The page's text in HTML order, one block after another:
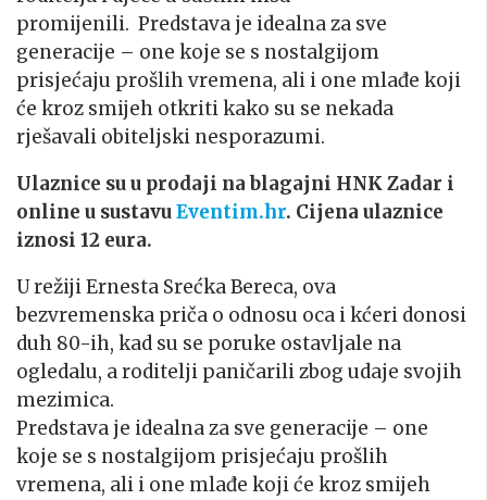
promijenili. Predstava je idealna za sve
generacije – one koje se s nostalgijom
prisjećaju prošlih vremena, ali i one mlađe koji
će kroz smijeh otkriti kako su se nekada
rješavali obiteljski nesporazumi.
Ulaznice su u prodaji na blagajni HNK Zadar i
online u sustavuEventim.hr. Cijena ulaznice
iznosi 12 eura.
U režiji Ernesta Srećka Bereca, ova
bezvremenska priča o odnosu oca i kćeri donosi
duh 80-ih, kad su se poruke ostavljale na
ogledalu, a roditelji paničarili zbog udaje svojih
mezimica.
Predstava je idealna za sve generacije – one
koje se s nostalgijom prisjećaju prošlih
vremena, ali i one mlađe koji će kroz smijeh